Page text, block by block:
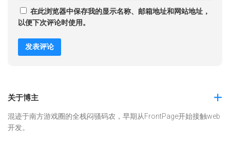
在此浏览器中保存我的显示名称、邮箱地址和网站地址，
以便下次评论时使用。
关于博主
混迹于南方游戏圈的全栈闷骚码农，早期从FrontPage开始接触web
开发。